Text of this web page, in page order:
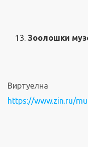
Зоолошки
https://www.zin.ru/